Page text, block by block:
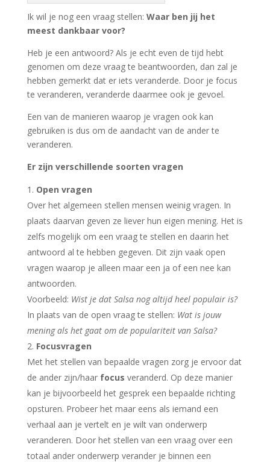
Ik wil je nog een vraag stellen: Waar ben jij het
meest dankbaar voor?
Heb je een antwoord? Als je echt even de tijd hebt
genomen om deze vraag te beantwoorden, dan zal je
hebben gemerkt dat er iets veranderde. Door je focus
te veranderen, veranderde daarmee ook je gevoel.
Een van de manieren waarop je vragen ook kan
gebruiken is dus om de aandacht van de ander te
veranderen.
Er zijn verschillende soorten vragen
Open vragen
Over het algemeen stellen mensen weinig vragen. In
plaats daarvan geven ze liever hun eigen mening. Het is
zelfs mogelijk om een vraag te stellen en daarin het
antwoord al te hebben gegeven. Dit zijn vaak open
vragen waarop je alleen maar een ja of een nee kan
antwoorden.
Voorbeeld: Wist je dat Salsa nog altijd heel populair is?
In plaats van de open vraag te stellen: Wat is jouw
mening als het gaat om de populariteit van Salsa?
Focusvragen
Met het stellen van bepaalde vragen zorg je ervoor dat
de ander zijn/haar focus veranderd. Op deze manier
kan je bijvoorbeeld het gesprek een bepaalde richting
opsturen. Probeer het maar eens als iemand een
verhaal aan je vertelt en je wilt van onderwerp
veranderen. Door het stellen van een vraag over een
totaal ander onderwerp verander je binnen een